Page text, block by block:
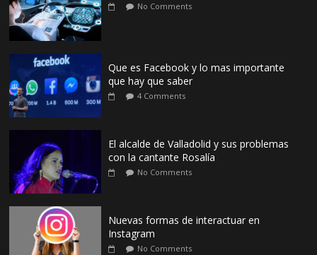
No Comments
Que es Facebook y lo mas importante
que hay que saber
4 Comments
El alcalde de Valladolid y sus problemas
con la cantante Rosalía
No Comments
Nuevas formas de interactuar en
Instagram
No Comments